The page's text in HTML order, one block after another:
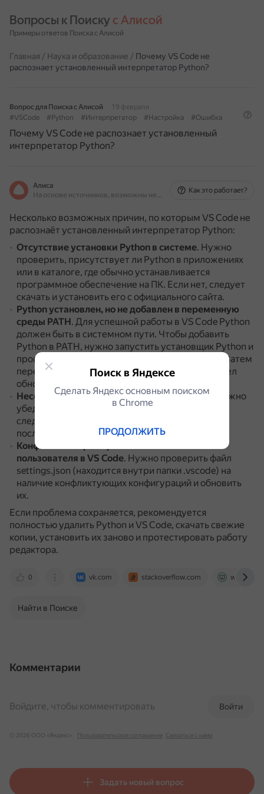
Вопросы к Поиску с Алисой
Примеры ответов Поиска с Алисой
Главная / Наука и образование / Почему VS Code не
распознает установленный интерпретатор Python?
Вопрос для Поиска с Алисой
19 февраля
#VSCode
#Python #Интерпретатор #Настройка #Ошибка
Почему VS Code не распознает установленный
интерпретатор Python?
Алиса
На основе источников, возможны неточности
Как это работает?
Несколько возможных причин, по которым VS Code не
распознаёт установленный интерпретатор Python:
Отсутствие установки Python в системе. Нужно
проверить, присутствует ли Python в приложениях
или в каталоге, где обычно устанавливается
программное обеспечение на ПК. Если нет, следует
скачать и установить его с официального сайта.
Python установлен, но не добавлен в переменную
среды PATH. Для успешной работы в VS Code Python
должен быть в системном пути. Чтобы добавить
Python в PATH, нужно запустить установщик Python и
проверить чекбокс «Добавить Python в PATH».
Затем
перезагрузить компьютер, чтобы VS Code увидел
обновлённый PATH.
Несовместимость версий VS Code и Python
Нужно
убедиться, что обе версии актуальны.
следует удалить текущие версии и установить
последние с официальных сайтов.
Конфликт настроек рабочей области или
пользователя в VS Code. Нужно проверить файл
settings.json (находится внутри папки .vscode) на
наличие конфликтующих конфигураций и обновить
их.
Если проблема сохраняется, рекомендуется
полностью удалить Python и VS Code, скачать свежие
копии, установить их заново и протестировать работу
редактора.
0 vk.com stackoverflow.com
Найти в Поиске
Комментарии
Войти
Войдите, чтобы комментировать
© 2026 ООО «Яндекс» Пользовательское соглашение Связаться с нами
Задать новый вопрос
Поиск в Яндексе
Сделать Яндекс основным поиском
в Сhrome
ПРОДОЛЖИТЬ